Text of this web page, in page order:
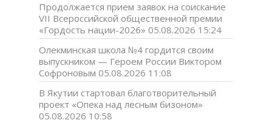
Продолжается прием заявок на соискание
VII Всероссийской общественной премии
«Гордость нации-2026» 05.08.2026 15:24
Олекминская школа №4 гордится своим
выпускником — Героем России Виктором
Софроновым 05.08.2026 11:08
В Якутии стартовал благотворительный
проект «Опека над лесным бизоном»
05.08.2026 10:58